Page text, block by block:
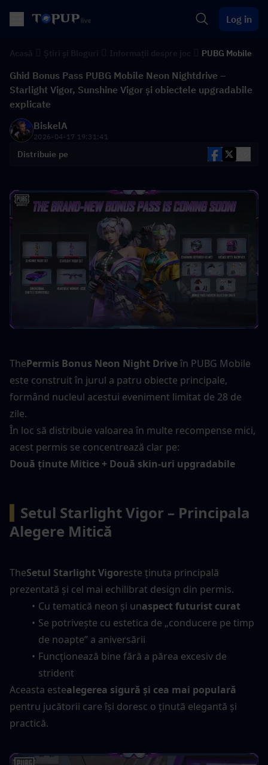
Log in
PUBG Mobile
Ghid Bonus Pass PUBG Mobile Neon Nightdrive –
Starlight Vigor, Sunshine Vigor și obiectele upgradabile
explicate
BiskelA
2026-04-17 19:31:41
Distribuie pe
ThePermis Bonus Neon Night Drive în PUBG Mobile
este construit în jurul a patru obiecte principale,
formând nucleul acestui eveniment limitat de 28 de
zile.
În loc să distribuie valoarea în multe recompense mici,
acest permis se concentrează clar pe:
Două ținute Mitice + Două skin-uri upgradabile
Setul Starlight Vigor – Principala
Alegere Mitică
TheSetul Starlight Vigoreste ținuta principală
prezentată și cel mai echilibrat design din permis.
Cu tematică neon și unaspect futurist curat
Se potrivește cu estetica de „conducere pe timp
de noapte” a aniversării
Funcționează bine fără a părea excesiv de
strident
Aceasta estealegerea sigură și cea mai populară
pentru jucătorii care își doresc o ținută elegantă și
practică.